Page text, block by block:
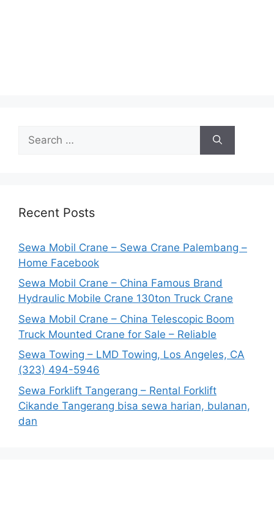
for:
Recent Posts
Sewa Mobil Crane – Sewa Crane Palembang –
Home Facebook
Sewa Mobil Crane – China Famous Brand
Hydraulic Mobile Crane 130ton Truck Crane
Sewa Mobil Crane – China Telescopic Boom
Truck Mounted Crane for Sale – Reliable
Sewa Towing – LMD Towing, Los Angeles, CA
(323) 494-5946
Sewa Forklift Tangerang – Rental Forklift
Cikande Tangerang bisa sewa harian, bulanan,
dan